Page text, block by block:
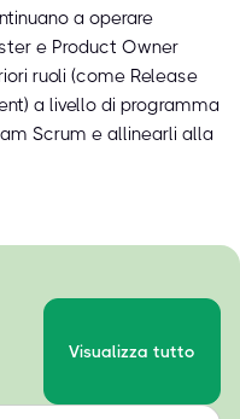
a operare
e Product Owner
ruoli (come Release
a livello di programma
Scrum e allinearli alla
Visualizza tutto